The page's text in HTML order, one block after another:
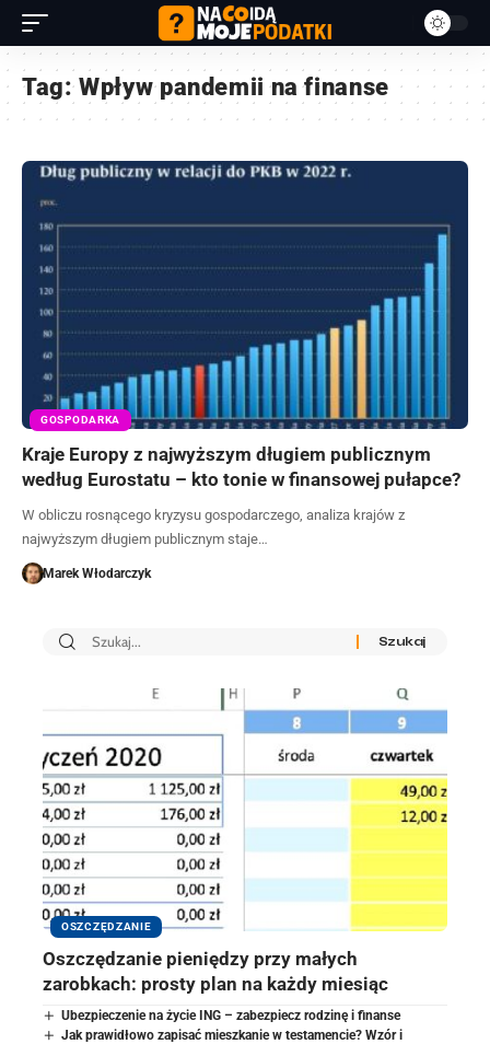
Tag:Wpływ pandemii na finanse
GOSPODARKA
Kraje Europy z najwyższym długiem publicznym
według Eurostatu – kto tonie w finansowej pułapce?
W obliczu rosnącego kryzysu gospodarczego, analiza krajów z
najwyższym długiem publicznym staje…
Marek Włodarczyk
OSZCZĘDZANIE
Oszczędzanie pieniędzy przy małych
zarobkach: prosty plan na każdy miesiąc
Ubezpieczenie na życie ING – zabezpiecz rodzinę i finanse
Jak prawidłowo zapisać mieszkanie w testamencie? Wzór i